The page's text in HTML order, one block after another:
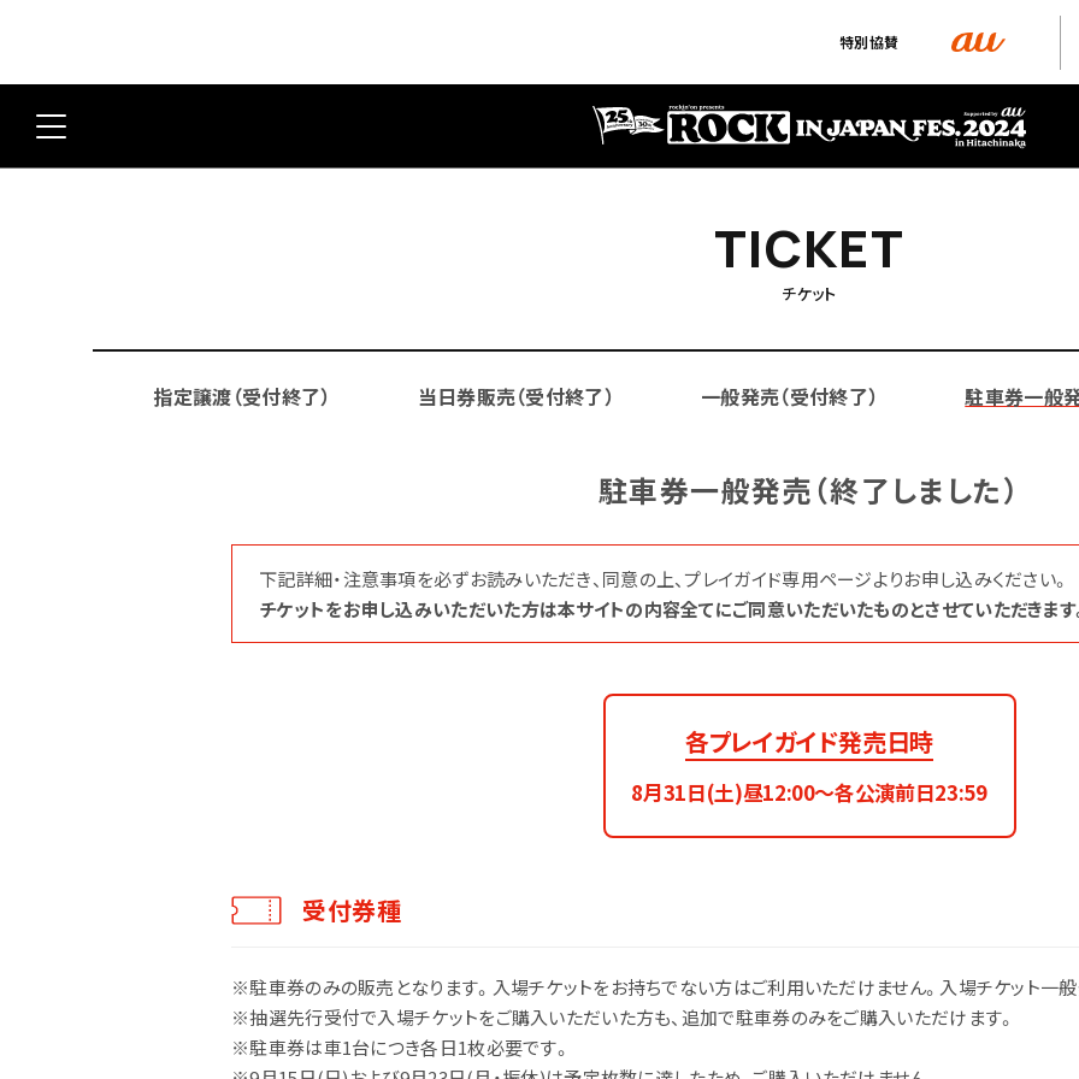
特別協賛
アーティスト チケット タイムテーブル
TICKET
TICKET
チケット
指定譲渡（受付終了） 当日券販売（受付終了） 一般発売（受付終了） 駐車券一般
駐車券一般発売（終了しました）
下記詳細・注意事項を必ずお読みいただき、同意の上、プレイガイド専用ページよりお申し込みください。
チケットをお申し込みいただいた方は本サイトの内容全てにご同意いただいたものとさせていただきます
各プレイガイド発売日時
8月31日(土)昼12:00〜各公演前日23:59
受付券種
※駐車券のみの販売となります。入場チケットをお持ちでない方はご利用いただけません。入場チケット一
※抽選先行受付で入場チケットをご購入いただいた方も、追加で駐車券のみをご購入いただけます。
※駐車券は車1台につき各日1枚必要です。